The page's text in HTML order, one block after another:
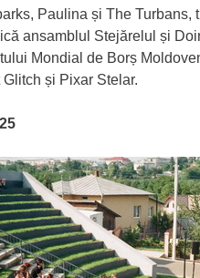
Paulina și The Turbans,
ansamblul Stejărelul și
Mondial de Borș
și Pixar Stelar.